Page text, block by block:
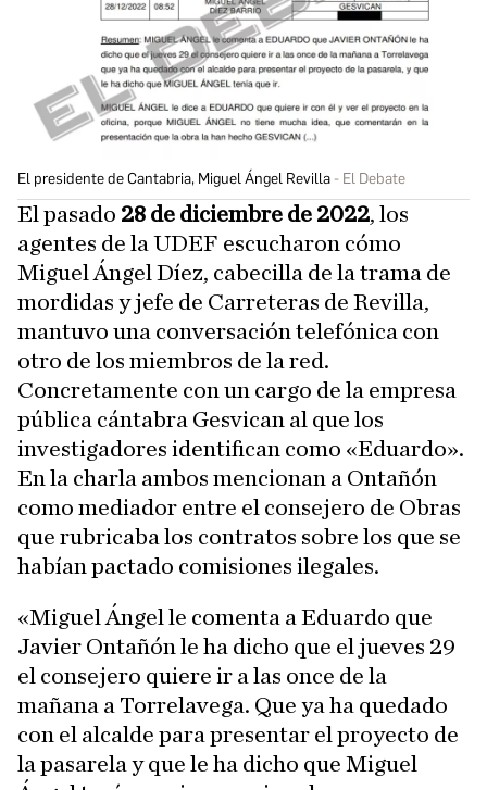
El presidente de Cantabria, Miguel Ángel Revilla El Debate
El pasado 28 de diciembre de 2022, los
agentes de la UDEF escucharon cómo
Miguel Ángel Díez, cabecilla de la trama de
mordidas y jefe de Carreteras de Revilla,
mantuvo una conversación telefónica con
otro de los miembros de la red.
Concretamente con un cargo de la empresa
pública cántabra Gesvican al que los
investigadores identifican como «Eduardo».
En la charla ambos mencionan a Ontañón
como mediador entre el consejero de Obras
que rubricaba los contratos sobre los que se
habían pactado comisiones ilegales.
«Miguel Ángel le comenta a Eduardo que
Javier Ontañón le ha dicho que el jueves 29
el consejero quiere ir a las once de la
mañana a Torrelavega. Que ya ha quedado
con el alcalde para presentar el proyecto de
la pasarela y que le ha dicho que Miguel